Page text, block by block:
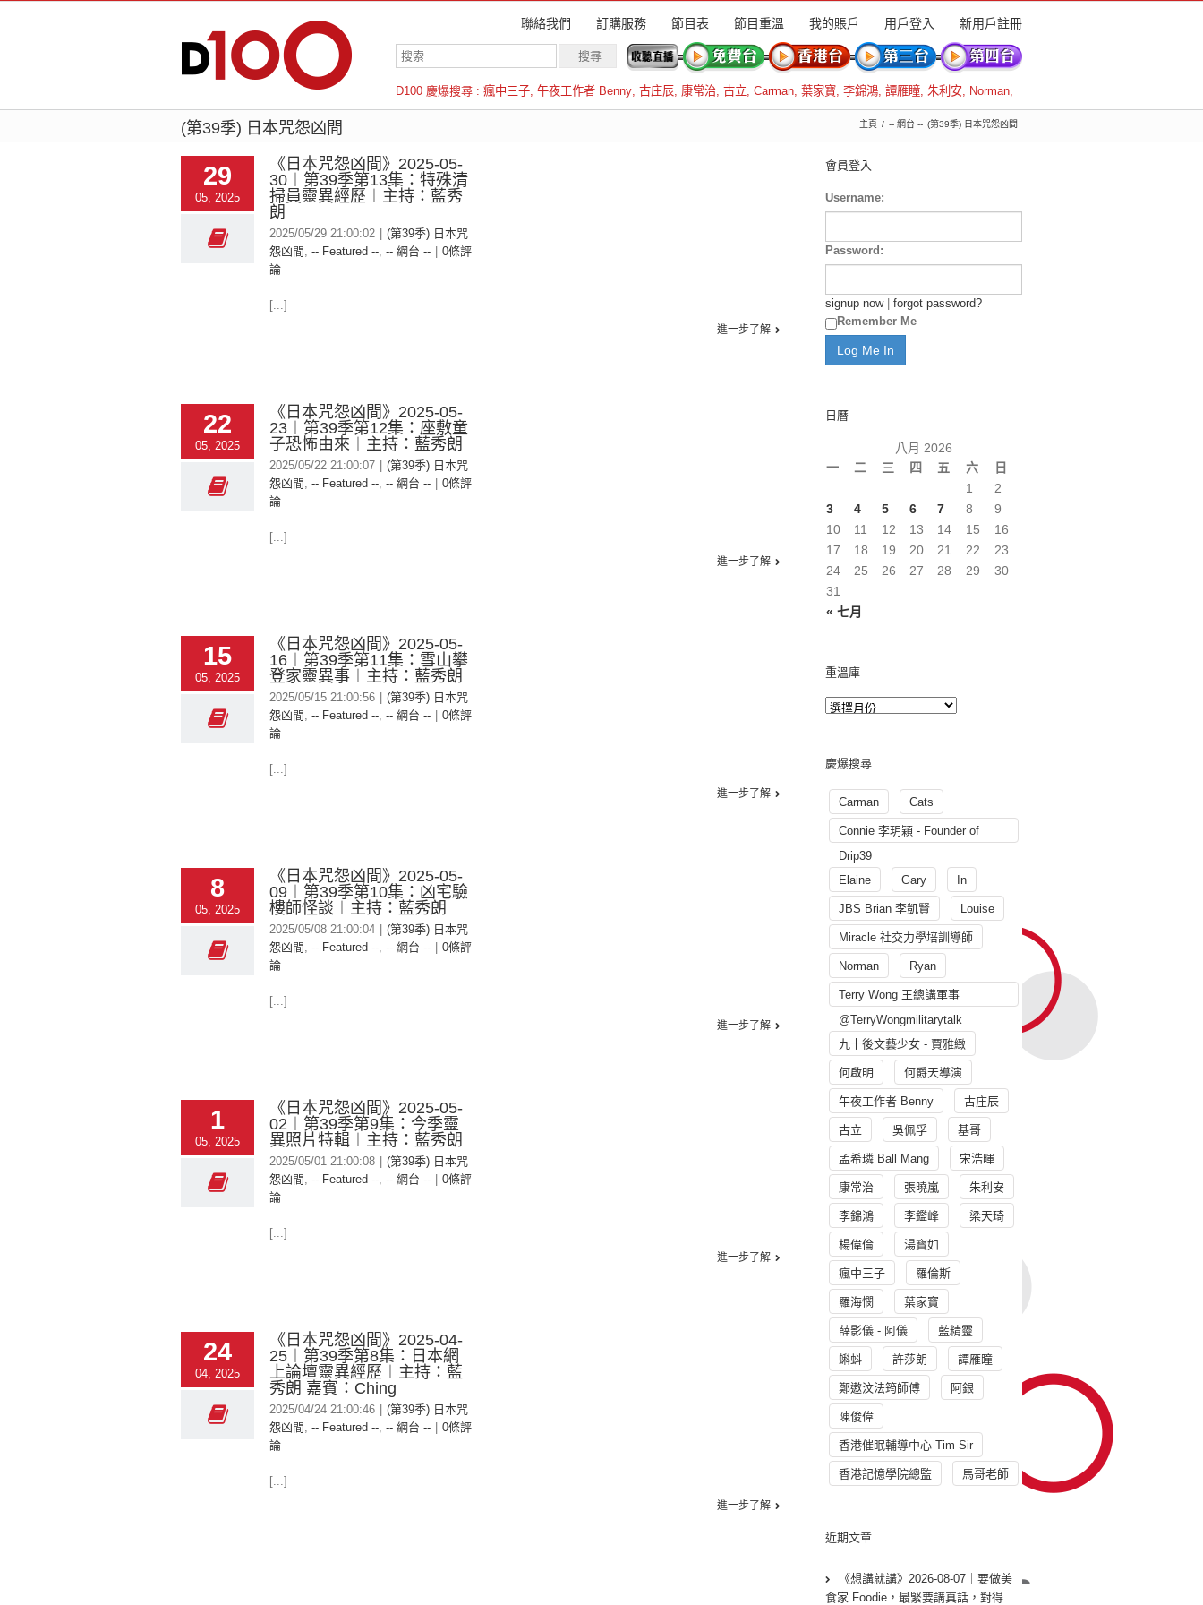
聯絡我們 訂購服務 節目表 節目重溫 我的賬戶 用戶登入 新用戶註冊
D100 慶爆搜尋 : 瘋中三子, 午夜工作者 Benny, 古庄辰, 康常治, 古立, Carman, 葉家寶, 李錦鴻, 譚雁瞳, 朱利安, Norman,
羅倫斯
(第39季) 日本咒怨凶間 主頁 -- 網台 -- (第39季) 日本咒怨凶間
29
05, 2025
《日本咒怨凶間》2025-05-
30︱第39季第13集：特殊清
掃員靈異經歷︱主持：藍秀
朗
2025/05/29 21:00:02
(第39季) 日本咒
怨凶間 , -- Featured --, -- 網台 --
0條評
論
[...]
進一步了解
22
05, 2025
《日本咒怨凶間》2025-05-
23︱第39季第12集：座敷童
子恐怖由來︱主持：藍秀朗
2025/05/22 21:00:07
(第39季) 日本咒
怨凶間 , -- Featured --, -- 網台 --
0條評
論
[...]
進一步了解
15
05, 2025
《日本咒怨凶間》2025-05-
16︱第39季第11集：雪山攀
登家靈異事︱主持：藍秀朗
2025/05/15 21:00:56
(第39季) 日本咒
怨凶間 , -- Featured --, -- 網台 --
0條評
論
[...]
進一步了解
8
05, 2025
《日本咒怨凶間》2025-05-
09︱第39季第10集：凶宅驗
樓師怪談︱主持：藍秀朗
2025/05/08 21:00:04
(第39季) 日本咒
怨凶間 , -- Featured --, -- 網台 --
0條評
論
[...]
進一步了解
1
05, 2025
《日本咒怨凶間》2025-05-
02︱第39季第9集：今季靈
異照片特輯︱主持：藍秀朗
2025/05/01 21:00:08
(第39季) 日本咒
怨凶間 , -- Featured --, -- 網台 --
0條評
論
[...]
進一步了解
24
04, 2025
《日本咒怨凶間》2025-04-
25︱第39季第8集：日本網
上論壇靈異經歷︱主持：藍
秀朗 嘉賓：Ching
2025/04/24 21:00:46
(第39季) 日本咒
怨凶間 , -- Featured --, -- 網台 --
0條評
論
[...]
進一步了解
會員登入
Username:
Password:
signup now| forgot password?
Remember Me
日曆
八月 2026
一
二 三 四 五 六 日
« 七月
1
2
3
4 5 6 7 8
9
10
11 12 13 14 15
16
17
18 19 20 21 22
23
24
25 26 27 28 29
30
31
重溫庫
慶爆搜尋
Carman Cats
Connie 李玥穎 - Founder of
Drip39
Elaine
Gary In
JBS Brian 李凱賢 Louise
Miracle 社交力學培訓導師
Norman Ryan
Terry Wong 王總講軍事
@TerryWongmilitarytalk
九十後文藝少女 - 賈雅緻
何啟明 何爵天導演
午夜工作者 Benny 古庄辰
古立 吳佩孚 基哥
孟希璘 Ball Mang 宋浩暉
康常治 張曉嵐 朱利安
李錦鴻 李鑑峰 梁天琦
楊偉倫 湯寳如
瘋中三子 羅倫斯
羅海憫 葉家寶
薛影儀 - 阿儀 藍精靈
蝌蚪 許莎朗 譚雁瞳
鄭遨汶法筠師傅 阿銀
陳俊偉
香港催眠輔導中心 Tim Sir
香港記憶學院總監 馬哥老師
近期文章
《想講就講》2026-08-07｜要做美
食家 Foodie，最緊要講真話，對得